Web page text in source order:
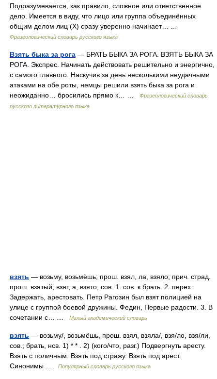
Подразумевается, как правило, сложное или ответственное
дело. Имеется в виду, что лицо или группа объединённых
общим делом лиц (Х) сразу уверенно начинает… …
Фразеологический словарь русского языка
Взять быка за рога — БРАТЬ БЫКА ЗА РОГА. ВЗЯТЬ БЫКА ЗА
РОГА. Экспрес. Начинать действовать решительно и энергично,
с самого главного. Наскучив за день несколькими неудачными
атаками на обе роты, немцы решили взять быка за рога и
неожиданно… бросились прямо к… …
Фразеологический словарь
русского литературного языка
взять — возьму, возьмёшь; прош. взял, ла, взяло; прич. страд.
прош. взятый, взят, а, взято; сов. 1. сов. к брать. 2. перех.
Задержать, арестовать. Петр Рагозин был взят полицией на
улице с группой боевой дружины. Федин, Первые радости. 3. В
сочетании с… …
Малый академический словарь
взять — возьму/, возьмёшь, прош. взял, взяла/, взя/ло, взя/ли,
сов.; брать, нсв. 1) * * . 2) (кого/что, разг.) Подвергнуть аресту.
Взять с поличным. Взять под стражу. Взять под арест.
Синонимы …
Популярный словарь русского языка